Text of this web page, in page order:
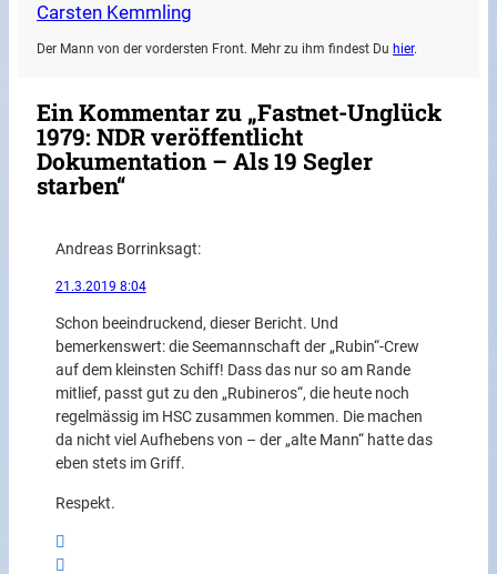
Carsten Kemmling
Der Mann von der vordersten Front. Mehr zu ihm findest Du hier.
Ein Kommentar zu „Fastnet-Unglück
1979: NDR veröffentlicht
Dokumentation – Als 19 Segler
starben“
Andreas Borrinksagt:
21.3.2019 8:04
Schon beeindruckend, dieser Bericht. Und
bemerkenswert: die Seemannschaft der „Rubin“-Crew
auf dem kleinsten Schiff! Dass das nur so am Rande
mitlief, passt gut zu den „Rubineros“, die heute noch
regelmässig im HSC zusammen kommen. Die machen
da nicht viel Aufhebens von – der „alte Mann“ hatte das
eben stets im Griff.
Respekt.